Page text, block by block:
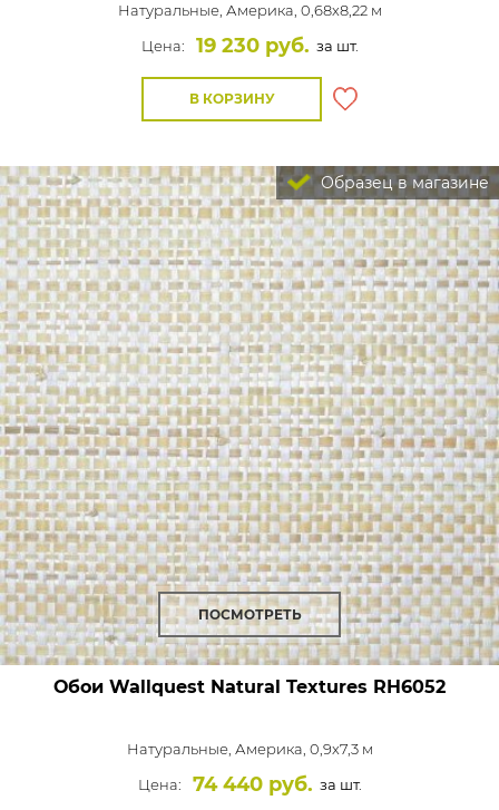
Натуральные, Америка, 0,68x8,22 м
Цена:
19 230 руб. за шт.
В КОРЗИНУ
Образец в магазине
ПОСМОТРЕТЬ
Обои Wallquest Natural Textures RH6052
Натуральные, Америка, 0,9x7,3 м
Цена:
74 440 руб. за шт.